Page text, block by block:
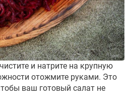
и натрите на крупную
отожмите руками. Это
ваш готовый салат не